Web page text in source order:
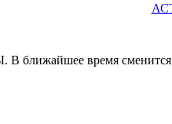
В ближайшее время сменится